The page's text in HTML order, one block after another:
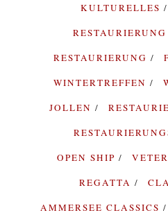
KULTURELLES
RESTAURIERUNG
RESTAURIERUNG
WINTERTREFFEN
JOLLEN
OPEN SHIP
REGATTA
AMMERSEE CLASSICS